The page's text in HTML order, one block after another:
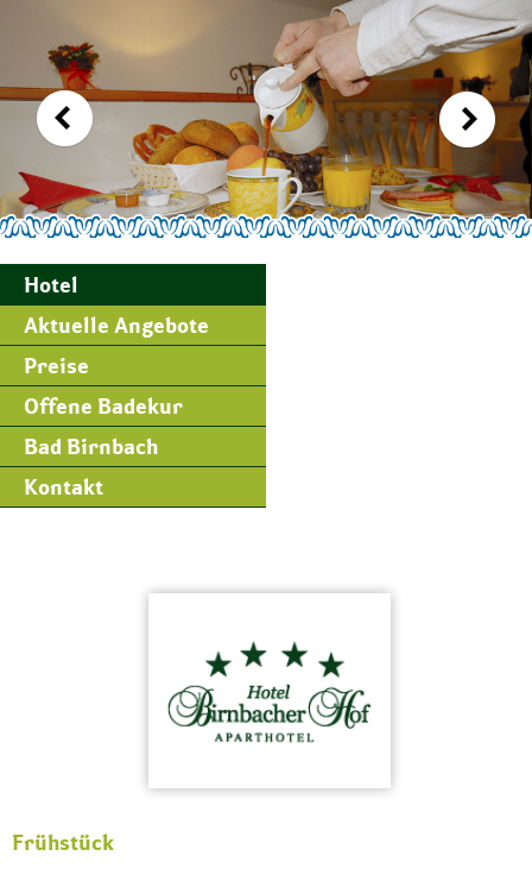
Hotel
Aktuelle Angebote
Preise
Offene Badekur
Bad Birnbach
Kontakt
Frühstück